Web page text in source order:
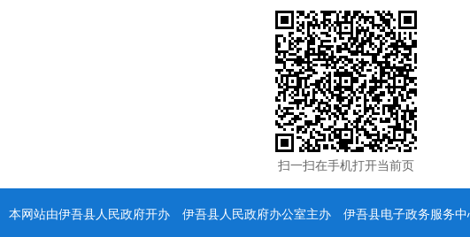
扫一扫在手机打开当前页
本网站由伊吾县人民政府开办 伊吾县人民政府办公室主办 伊吾县电子政务服务中